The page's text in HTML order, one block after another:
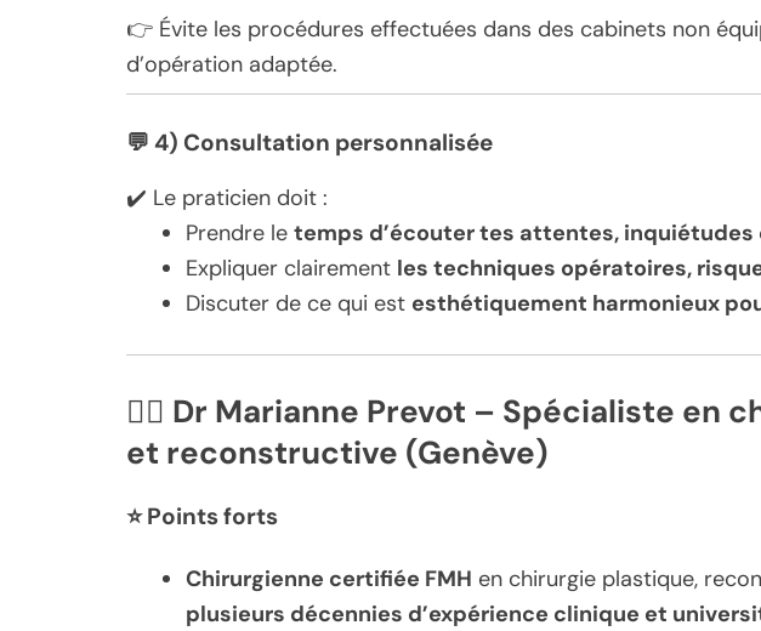
👉 Évite les procédures effectuées dans des cabinets non
d’opération adaptée.
💬 4) Consultation personnalisée
✔️ Le praticien doit :
Prendre le temps d’écouter tes attentes,
Expliquer clairement les techniques opératoires,
Discuter de ce qui est esthétiquement harmonieux
👩‍⚕️ Dr Marianne Prevot – Spécialiste en
et reconstructive (Genève)
⭐Points forts
Chirurgienne certifiée FMH en chirurgie plastique,
plusieurs décennies d’expérience clinique et